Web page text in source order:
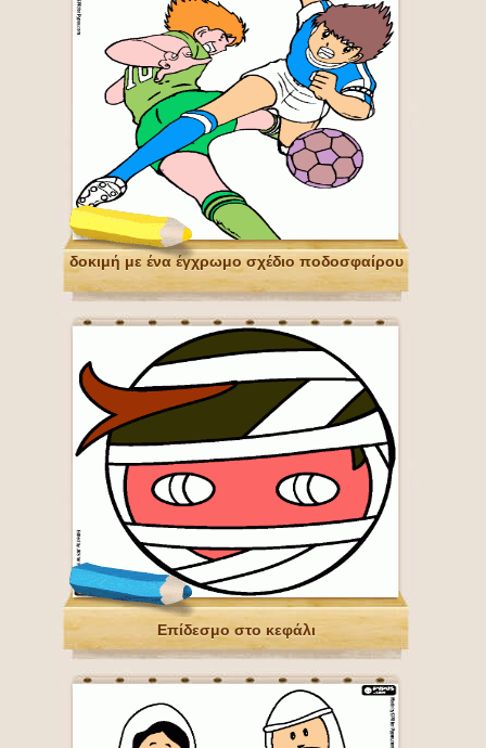
δοκιμή με ένα έγχρωμο σχέδιο ποδοσφαίρου
Επίδεσμο στο κεφάλι